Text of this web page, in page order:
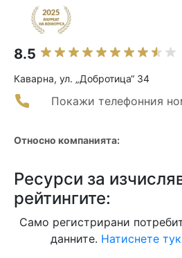
8.5
Каварна, ул. „Добротица“ 34
Покажи телефонния
Относно компанията:
Ресурси за
рейтингите:
Само регистрирани
данните. Натиснете